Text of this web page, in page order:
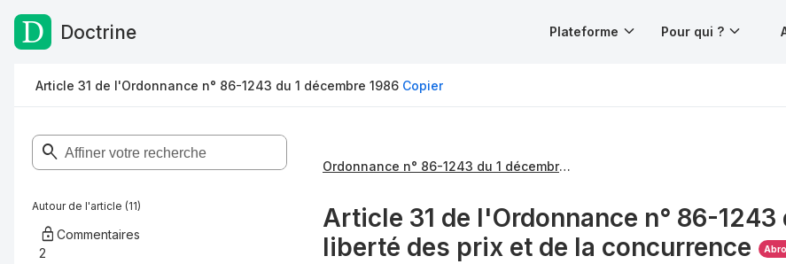
Passer au contenu
Doctrine Plateforme Pour qui ?
Article 31 de l'Ordonnance n° 86-1243 du 1 décembre 1986 Copier
Autour de l'article (11)
Commentaires
2
Ordonnance n° 86-1243 du 1 décembre 1986
Article 31 de l'Ordonnance n° 86-1243
liberté des prix et de la concurrence